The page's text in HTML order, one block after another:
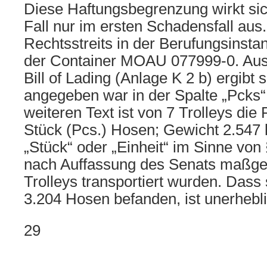
Diese Haftungsbegrenzung wirkt
Fall nur im ersten Schadensfall
Rechtsstreits in der
der Container MOAU 077999-0.
Bill of Lading (Anlage K 2 b) ergibt
angegeben war in der Spalte
weiteren Text ist von 7 Trolleys die
Stück (Pcs.) Hosen; Gewicht 2.547
„Stück“ oder „Einheit“ im Sinne
nach Auffassung des Senats
Trolleys transportiert wurden. Dass
3.204 Hosen befanden, ist
29